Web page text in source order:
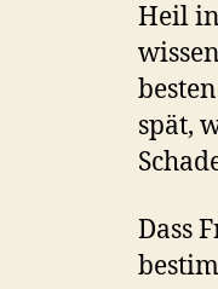
Heil
spät,
Dass